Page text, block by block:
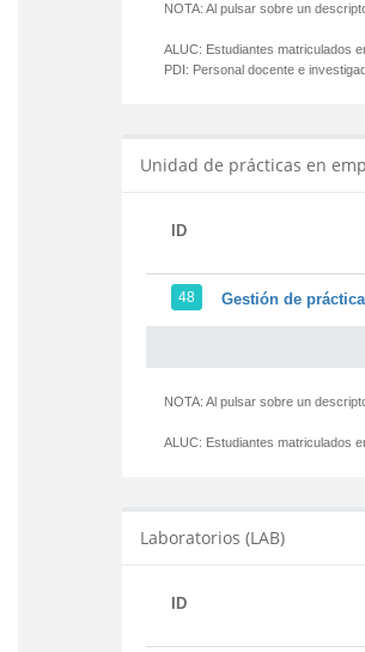
NOTA: Al pulsar sobre un
ALUC: Estudiantes matriculados
PDI: Personal docente e
Unidad de prácticas en
ID
48 Gestión de
NOTA: Al pulsar sobre un
ALUC: Estudiantes matriculados
Laboratorios (LAB)
ID